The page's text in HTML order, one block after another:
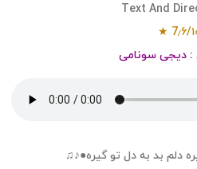
Text And
۱۰ ★
دیجی سونامی
دلم بد به دل تو گیره●♪♫